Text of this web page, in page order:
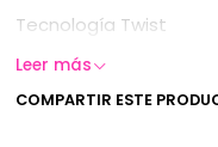
Tecnología Twist
Tipo de Cable:
Uso:Guitarras
Leer más
COMPARTIR ESTE